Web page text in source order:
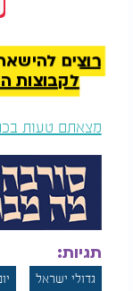
אחיו של רבי
להוציא לאור
האח השני, רבי
הבן הצעיר, רבי
אברהם על יוסף
המלצות
רוצים
לקבוצות
מצאתם טעות
תגיות:
גדולי ישראל